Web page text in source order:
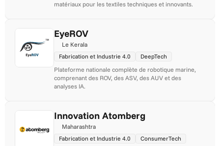
matériaux pour les textiles techniques et innovants.
EyeROV
Le Kerala
Fabrication et Industrie 4.0
DeepTech
Plateforme nationale complète de robotique marine,
comprenant des ROV, des ASV, des AUV et des
analyses IA.
Innovation Atomberg
Maharashtra
Fabrication et Industrie 4.0
ConsumerTech